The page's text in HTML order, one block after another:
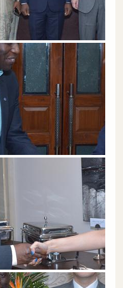
الصورة
الصورة
الصورة